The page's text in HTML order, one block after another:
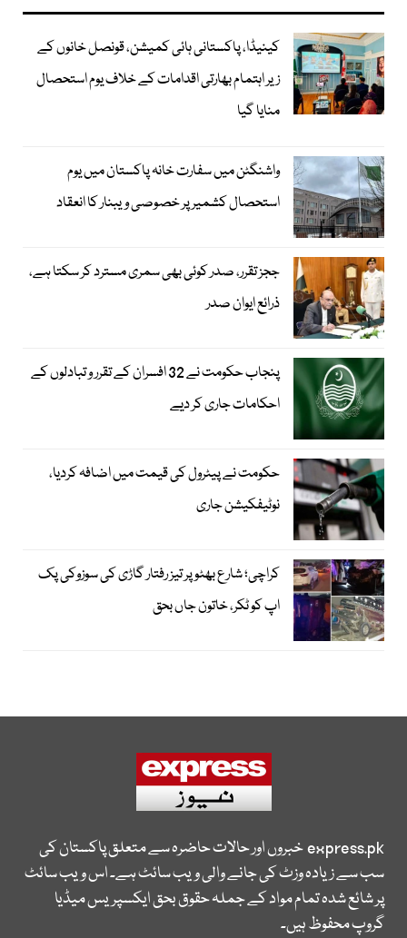
کینیڈا، پاکستانی ہائی کمیشن، قونصل خانوں کے
زیر اہتمام بھارتی اقدامات کے خلاف یوم استحصال
منایا گیا
واشنگٹن میں سفارت خانہ پاکستان میں یوم
استحصال کشمیر پر خصوصی ویبنار کا انعقاد
ججز تقرر، صدر کوئی بھی سمری مسترد کر سکتا ہے،
ذرائع ایوان صدر
پنجاب حکومت نے 32 افسران کے تقرر و تبادلوں کے
احکامات جاری کر دیے
حکومت نے پیٹرول کی قیمت میں اضافہ کردیا،
نوٹیفکیشن جاری
کراچی؛ شارع بھٹو پر تیز رفتار گاڑی کی سوزوکی پک
اپ کو ٹکر، خاتون جاں بحق
express.pkخبروں اور حالات حاضرہ سے متعلق پاکستان کی
سب سے زیادہ وزٹ کی جانے والی ویب سائٹ ہے۔ اس ویب سائٹ
پر شائع شدہ تمام مواد کے جملہ حقوق بحق ایکسپریس میڈیا
گروپ محفوظ ہیں۔